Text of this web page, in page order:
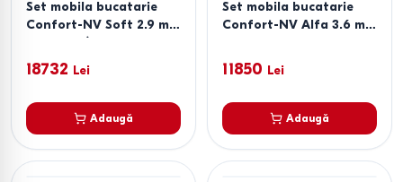
Set mobila bucatarie
Confort-NV Soft 2.9 m
Silk Grey/Graphite Grey
18732 Lei
Adaugă
Set mobila bucatarie
Confort-NV Alfa 3.6 m
11850 Lei
Adaugă